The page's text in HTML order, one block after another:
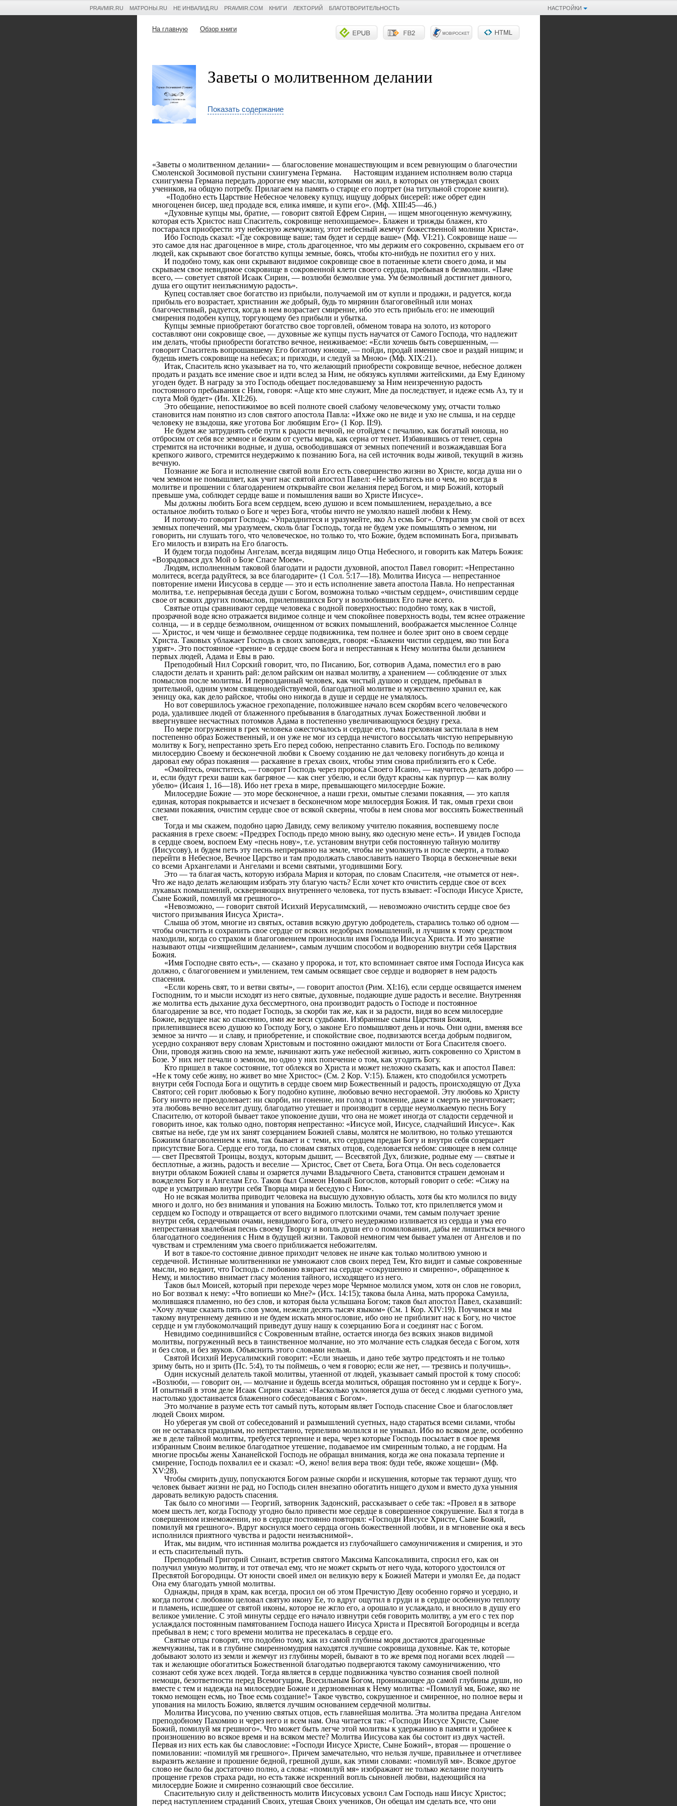
НАСТРОЙКИ
PRAVMIR.RU МАТРОНЫ.RU НЕ ИНВАЛИД.RU PRAVMIR.COM КНИГИ ЛЕКТОРИЙ БЛАГОТВОРИТЕЛЬНОСТЬ
На главную Обзор книги
Заветы о молитвенном делании
Показать содержание
«Заветы о молитвенном делании» — благословение монашествующим и всем ревнующим о благочестии
Смоленской Зосимовой пустыни схиигумена Германа. Настоящим изданием исполняем волю старца
схиигумена Германа передать дорогие ему мысли, которыми он жил, в которых он утверждал своих
учеников, на общую потребу. Прилагаем на память о старце его портрет (на титульной стороне книги).
«Подобно есть Царствие Небесное человеку купцу, ищущу добрых бисерей: иже обрет един
многоценен бисер, шед продаде вся, елика имяше, и купи его». (Мф. XIII:45—46.)
«Духовные купцы мы, братие, — говорит святой Ефрем Сирин, — ищем многоценную жемчужину,
которая есть Христос наш Спаситель, сокровище непохищаемое». Блажен и трижды блажен, кто
постарался приобрести эту небесную жемчужину, этот небесный жемчуг божественной молнии Христа».
Ибо Господь сказал: «Где сокровище ваше; там будет и сердце ваше» (Мф. VI:21). Сокровище наше —
это самое для нас драгоценное в мире, столь драгоценное, что мы держим его сокровенно, скрываем его от
людей, как скрывают свое богатство купцы земные, боясь, чтобы кто-нибудь не похитил его у них.
И подобно тому, как они скрывают видимое сокровище свое в потаенные клети своего дома, и мы
скрываем свое невидимое сокровище в сокровенной клети своего сердца, пребывая в безмолвии. «Паче
всего, — советует святой Исаак Сирин, — возлюби безмолвие ума. Ум безмолвный достигнет дивного,
душа его ощутит неизъяснимую радость».
Купец составляет свое богатство из прибыли, получаемой им от купли и продажи, и радуется, когда
прибыль его возрастает, христианин же добрый, будь то мирянин благоговейный или монах
благочестивый, радуется, когда в нем возрастает смирение, ибо это есть прибыль его: не имеющий
смирения подобен купцу, торгующему без прибыли и убытка.
Купцы земные приобретают богатство свое торговлей, обменом товара на золото, из которого
составляют они сокровище свое, — духовные же купцы пусть научатся от Самого Господа, что надлежит
им делать, чтобы приобрести богатство вечное, неиживаемое: «Если хочешь быть совершенным, —
говорит Спаситель вопрошавшему Его богатому юноше, — пойди, продай имение свое и раздай нищим; и
будешь иметь сокровище на небесах; и приходи, и следуй за Мною» (Мф. XIX:21).
Итак, Спаситель ясно указывает на то, что желающий приобрести сокровище вечное, небесное должен
продать и раздать все имение свое и идти вслед за Ним, не обязуясь куплями житейскими, да Ему Единому
угоден будет. В награду за это Господь обещает последовавшему за Ним неизреченную радость
постоянного пребывания с Ним, говоря: «Аще кто мне служит, Мне да последствует, и идеже есмь Аз, ту и
слуга Мой будет» (Ин. XII:26).
Это обещание, непостижимое во всей полноте своей слабому человеческому уму, отчасти только
становится нам понятно из слов святого апостола Павла: «Ихже око не виде и ухо не слыша, и на сердце
человеку не взыдоша, яже уготова Бог любящим Его» (1 Кор. II:9).
Не будем же затруднять себе пути к радости вечной, не отойдем с печалию, как богатый юноша, но
отбросим от себя все земное и бежим от суеты мира, как серна от тенет. Избавившись от тенет, серна
стремится на источники водные, и душа, освободившаяся от земных попечений и возжаждавшая Бога
крепкого живого, стремится неудержимо к познанию Бога, на сей источник воды живой, текущий в жизнь
вечную.
Познание же Бога и исполнение святой воли Его есть совершенство жизни во Христе, когда душа ни о
чем земном не помышляет, как учит нас святой апостол Павел: «Не заботьтесь ни о чем, но всегда в
молитве и прошении с благодарением открывайте свои желания перед Богом, и мир Божий, который
превыше ума, соблюдет сердце ваше и помышления ваши во Христе Иисусе».
Мы должны любить Бога всем сердцем, всею душою и всем помышлением, нераздельно, а все
остальное любить только о Боге и через Бога, чтобы ничто не умоляло нашей любви к Нему.
И потому-то говорит Господь: «Упразднитеся и уразумейте, яко Аз есмь Бог». Отвратив ум свой от всех
земных попечений, мы уразумеем, сколь благ Господь, тогда не будем уже помышлять о земном, ни
говорить, ни слушать того, что человеческое, но только то, что Божие, будем вспоминать Бога, призывать
Его милость и взирать на Его благость.
И будем тогда подобны Ангелам, всегда видящим лицо Отца Небесного, и говорить как Матерь Божия:
«Возрадовася дух Мой о Бозе Спасе Моем».
Людям, исполненным таковой благодати и радости духовной, апостол Павел говорит: «Непрестанно
молитеся, всегда радуйтеся, за все благодарите» (1 Сол. 5:17—18). Молитва Иисуса — непрестанное
повторение имени Иисусова в сердце — это и есть исполнение завета апостола Павла. Но непрестанная
молитва, т.е. непрерывная беседа души с Богом, возможна только «чистым сердцем», очистившим сердце
свое от всяких других помыслов, прилепившихся Богу и возлюбивших Его паче всего.
Святые отцы сравнивают сердце человека с водной поверхностью: подобно тому, как в чистой,
прозрачной воде ясно отражается видимое солнце и чем спокойнее поверхность воды, тем яснее отражение
солнца, — и в сердце безмолвном, очищенном от всяких помышлений, воображается мысленное Солнце
— Христос, и чем чище и безмолвнее сердце подвижника, тем полнее и более зрит оно в своем сердце
Христа. Таковых ублажает Господь в своих заповедях, говоря: «Блажени чистии сердцем, яко тии Бога
узрят». Это постоянное «зрение» в сердце своем Бога и непрестанная к Нему молитва были деланием
первых людей, Адама и Евы в раю.
Преподобный Нил Сорский говорит, что, по Писанию, Бог, сотворив Адама, поместил его в раю
сладости делать и хранить рай: делом райским он назвал молитву, а хранением — соблюдение от злых
помыслов после молитвы. И первозданный человек, как чистый душою и сердцем, пребывал в
зрительной, одним умом священнодействуемой, благодатной молитве и мужественно хранил ее, как
зеницу ока, как дело райское, чтобы оно никогда в душе и сердце не умалялось.
Но вот совершилось ужасное грехопадение, положившее начало всем скорбям всего человеческого
рода, удалившее людей от блаженного пребывания в благодатных лучах Божественной любви и
ввергнувшее несчастных потомков Адама в постепенно увеличивающуюся бездну греха.
По мере погружения в грех человека ожесточалось и сердце его, тьма греховная застилала в нем
постепенно образ Божественный, и он уже не мог из сердца нечистого воссылать чистую непрерывную
молитву к Богу, непрестанно зреть Его перед собою, непрестанно славить Его. Господь по великому
милосердию Своему и бесконечной любви к Своему созданию не дал человеку погибнуть до конца и
даровал ему образ покаяния — раскаяние в грехах своих, чтобы этим снова приблизить его к Себе.
«Омойтесь, очиститесь, — говорит Господь через пророка Своего Исаию, — научитесь делать добро —
и, если будут грехи ваши как багряное — как снег убелю, и если будут красны как пурпур — как волну
убелю» (Исаия 1, 16—18). Ибо нет греха в мире, превышающего милосердие Божие.
Милосердие Божие — это море бесконечное, а наши грехи, омытые слезами покаяния, — это капля
единая, которая покрывается и исчезает в бесконечном море милосердия Божия. И так, омыв грехи свои
слезами покаяния, очистим сердце свое от всякой скверны, чтобы в нем снова мог воссиять Божественный
свет.
Тогда и мы скажем, подобно царю Давиду, сему великому учителю покаяния, воспевшему после
раскаяния в грехе своем: «Предзрех Господь предо мною выну, яко одесную мене есть». И увидев Господа
в сердце своем, воспоем Ему «песнь нову», т.е. установим внутри себя постоянную тайную молитву
(Иисусову), и будем петь эту песнь непрерывно на земле, чтобы не умолкнуть и после смерти, а только
перейти в Небесное, Вечное Царство и там продолжать славославить нашего Творца в бесконечные веки
со всеми Архангелами и Ангелами и всеми святыми, угодившими Богу.
Это — та благая часть, которую избрала Мария и которая, по словам Спасителя, «не отымется от нея».
Что же надо делать желающим избрать эту благую часть? Если хочет кто очистить сердце свое от всех
лукавых помышлений, оскверняющих внутреннего человека, тот пусть взывает: «Господи Иисусе Христе,
Сыне Божий, помилуй мя грешного».
«Невозможно, — говорит святой Исихий Иерусалимский, — невозможно очистить сердце свое без
чистого призывания Иисуса Христа».
Слыша об этом, многие из святых, оставив всякую другую добродетель, старались только об одном —
чтобы очистить и сохранить свое сердце от всяких недобрых помышлений, и лучшим к тому средством
находили, когда со страхом и благоговением произносили имя Господа Иисуса Христа. И это занятие
называют отцы «изящнейшим деланием», самым лучшим способом и водворению внутри себя Царствия
Божия.
«Имя Господне свято есть», — сказано у пророка, и тот, кто вспоминает святое имя Господа Иисуса как
должно, с благоговением и умилением, тем самым освящает свое сердце и водворяет в нем радость
спасения.
«Если корень свят, то и ветви святы», — говорит апостол (Рим. XI:16), если сердце освящается именем
Господним, то и мысли исходят из него святые, духовные, подающие душе радость и веселие. Внутренняя
же молитва есть дыхание духа бессмертного, она производит радость о Господе и постоянное
благодарение за все, что подает Господь, за скорби так же, как и за радости, видя во всем милосердие
Божие, ведущее нас ко спасению, ими же веси судьбами. Избранные сыны Царствия Божия,
прилепившиеся всею душою ко Господу Богу, о законе Его помышляют день и ночь. Они одни, вменяя все
земное за ничто — и славу, и приобретение, и спокойствие свое, подвизаются всегда добрым подвигом,
усердно сохраняют веру словам Христовым и постоянно ожидают милости от Бога Спасителя своего.
Они, проводя жизнь свою на земле, начинают жить уже небесной жизнью, жить сокровенно со Христом в
Бозе. У них нет печали о земном, но одно у них попечение о том, как угодить Богу.
Кто пришел в такое состояние, тот облекся во Христа и может неложно сказать, как и апостол Павел:
«Не к тому себе живу, но живет во мне Христос» (См. 2 Кор. V:15). Блажен, кто сподобился усмотреть
внутри себя Господа Бога и ощутить в сердце своем мир Божественный и радость, происходящую от Духа
Святого; сей горит любовью к Богу подобно купине, любовью вечно несгораемой. Эту любовь ко Христу
Богу ничто не преодолевает: ни скорби, ни гонение, ни голод и томление, даже и смерть не уничтожает;
эта любовь вечно веселит душу, благодатно утешает и производит в сердце неумолкаемую песнь Богу
Спасителю, от которой бывает такое упокоение души, что она не может иногда от сладости сердечной и
говорить иное, как только одно, повторяя непрестанно: «Иисусе мой, Иисусе, сладчайший Иисусе». Как
святые на небе, где ум их занят созерцанием Божией славы, молятся не молитвою, но только утешаются
Божиим благоволением к ним, так бывает и с теми, кто сердцем предан Богу и внутри себя созерцает
присутствие Бога. Сердце его тогда, по словам святых отцов, соделовается небом: сияющее в нем солнце
— свет Пресвятой Троицы, воздух, которым дышит, — Всесвятой Дух, близкие, родные ему — святые и
бесплотные, а жизнь, радость и веселие — Христос, Свет от Света, Бога Отца. Он весь соделовается
внутри облаком Божией славы и озаряется лучами Владычного Света, становится страшен демонам и
вожделен Богу и Ангелам Его. Таков был Симеон Новый Богослов, который говорит о себе: «Сижу на
одре и усматриваю внутри себя Творца мира и беседую с Ним».
Но не всякая молитва приводит человека на высшую духовную область, хотя бы кто молился по виду
много и долго, но без внимания и упования на Божию милость. Только тот, кто прилепляется умом и
сердцем ко Господу и отвращается от всего видимого плотскими очами, тем самым получает зрение
внутри себя, сердечными очами, невидимого Бога, отчего неудержимо изливается из сердца и ума его
непрестанная хвалебная песнь своему Творцу и вопль души его о помиловании, дабы не лишиться вечного
благодатного соединения с Ним в будущей жизни. Таковой немногим чем бывает умален от Ангелов и по
чувствам и стремлениям ума своего приближается небожителям.
И вот в такое-то состояние дивное приходит человек не иначе как только молитвою умною и
сердечной. Истинные молитвенники не умножают слов своих перед Тем, Кто видит и самые сокровенные
мысли, но ведают, что Господь с любовию взирает на сердце «сокрушенно и смиренно», обращенное к
Нему, и милостиво внимает гласу моления тайного, исходящего из него.
Таков был Моисей, который при переходе через море Чермное молился умом, хотя он слов не говорил,
но Бог воззвал к нему: «Что вопиеши ко Мне?» (Исх. 14:15); такова была Анна, мать пророка Самуила,
молившаяся пламенно, но без слов, и которая была услышана Богом; таков был апостол Павел, сказавший:
«Хочу лучше сказать пять слов умом, нежели десять тысяч языком» (См. 1 Кор. XIV:19). Поучимся и мы
такому внутреннему деянию и не будем искать многословие, ибо оно не приблизит нас к Богу, но чистое
сердце и ум глубокомолчащий приведут душу нашу к созерцанию Бога и соединят нас с Богом.
Невидимо соединившийся с Сокровенным втайне, остается иногда без всяких знаков видимой
молитвы, погруженный весь в таинственное молчание, но это молчание есть сладкая беседа с Богом, хотя
и без слов, и без звуков. Объяснить этого словами нельзя.
Святой Исихий Иерусалимский говорит: «Если знаешь, и дано тебе заутро предстоять и не только
зриму быть, но и зрить (Пс. 5:4), то ты поймешь, о чем я говорю; если же нет, — трезвись и получишь».
Один искусный делатель такой молитвы, утаенной от людей, указывает самый простой к тому способ:
«Возлюби, — говорит он, — молчание и будешь всегда молиться, обращая постоянно ум и сердце к Богу».
И опытный в этом деле Исаак Сирин сказал: «Насколько уклоняется душа от бесед с людьми суетного ума,
настолько удостаивается блаженного собеседования с Богом».
Это молчание в разуме есть тот самый путь, которым являет Господь спасение Свое и благословляет
людей Своих миром.
Но уберегая ум свой от собеседований и размышлений суетных, надо стараться всеми силами, чтобы
он не оставался праздным, но непрестанно, терпеливо молился и не унывал. Ибо во всяком деле, особенно
же в деле тайной молитвы, требуется терпение и вера, через которые Господь посылает в свое время
избранным Своим великое благодатное утешение, подаваемое им смиренным только, а не гордым. На
многие просьбы жены Хананейской Господь не обращал внимания, когда же она показала терпение и
смирение, Господь похвалил ее и сказал: «О, жено! велия вера твоя: буди тебе, якоже хощеши» (Мф.
XV:28).
Чтобы смирить душу, попускаются Богом разные скорби и искушения, которые так терзают душу, что
человек бывает жизни не рад, но Господь силен внезапно обогатить нищего духом и вместо духа уныния
даровать великую радость спасения.
Так было со многими — Георгий, затворник Задонский, рассказывает о себе так: «Провел я в затворе
моем шесть лет, когда Господу угодно было привести мое сердце в совершенное сокрушение. Был я тогда в
совершенном изнеможении, но в сердце постоянно повторял: «Господи Иисусе Христе, Сыне Божий,
помилуй мя грешного». Вдруг коснулся моего сердца огонь божественной любви, и в мгновение ока я весь
исполнился приятного чувства и радости неизъяснимой».
Итак, мы видим, что истинная молитва рождается из глубочайшего самоуничижения и смирения, и это
и есть спасительный путь.
Преподобный Григорий Синаит, встретив святого Максима Капсокаливита, спросил его, как он
получил умную молитву, и тот отвечал ему, что не может скрыть от него чуда, которого удостоился от
Пресвятой Богородицы. От юности своей имел он великую веру к Божией Матери и умолял Ее, да подаст
Она ему благодать умной молитвы.
Однажды, придя в храм, как всегда, просил он об этом Пречистую Деву особенно горячо и усердно, и
когда потом с любовию целовал святую икону Ее, то вдруг ощутил в груди и в сердце особенную теплоту
и пламень, исшедшее от святой иконы, которое не жгло его, а орошало и услаждало, и вносило в душу его
великое умиление. С этой минуты сердце его начало извнутри себя говорить молитву, а ум его с тех пор
услаждался постоянным памятованием Господа нашего Иисуса Христа и Пресвятой Богородицы и всегда
пребывал в нем; с того времени молитва не пресекалась в сердце его.
Святые отцы говорят, что подобно тому, как из самой глубины моря достаются драгоценные
жемчужины, так и в глубине смиренномудрия находятся лучшие сокровища духовные. Как те, которые
добывают золото из земли и жемчуг из глубины морей, бывают в то же время под ногами всех людей —
так и желающие обогатиться Божественной благодатью подвергаются такому самоуничижению, что
сознают себя хуже всех людей. Тогда является в сердце подвижника чувство сознания своей полной
немощи, безответности перед Всемогущим, Всесильным Богом, проникающее до самой глубины души, но
вместе с тем и надежда на милосердие Божие и дерзновенная к Нему молитва: «Помилуй мя, Боже, яко не
токмо немощен есмь, но Твое есмь создание!» Такое чувство, сокрушенное и смиренное, но полное веры и
упования на милость Божию, является лучшим основанием сердечной молитвы.
Молитва Иисусова, по учению святых отцов, есть главнейшая молитва. Эта молитва предана Ангелом
преподобному Пахомию и через него и всем нам. Она читается так: «Господи Иисусе Христе, Сыне
Божий, помилуй мя грешного». Что может быть легче этой молитвы к удержанию в памяти и удобнее к
произношению во всякое время и на всяком месте? Молитва Иисусова как бы состоит из двух частей.
Первая из них есть как бы славословие: «Господи Иисусе Христе, Сыне Божий», вторая — прошение о
помиловании: «помилуй мя грешного». Причем замечательно, что нельзя лучше, правильнее и отчетливее
выразить желание и прошение бедной, грешной души, как этими словами: «помилуй мя». Всякое другое
слово не было бы достаточно полно, а слова: «помилуй мя» изображают не только желание получить
прощение грехов страха ради, но есть также искренний вопль сыновней любви, надеющийся на
милосердие Божие и смиренно сознающий свое бессилие.
Спасительную силу и действенность молитв Иисусовых усвоил Сам Господь наш Иисус Христос;
перед наступлением страданий Своих, утешая Своих учеников, Он обещал им сделать все, что они